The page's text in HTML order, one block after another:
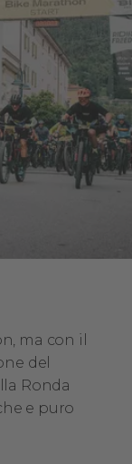
ma con il
del
Ronda
e puro